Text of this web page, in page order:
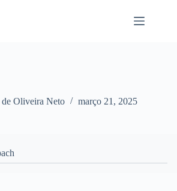
Oliveira Neto março 21, 2025